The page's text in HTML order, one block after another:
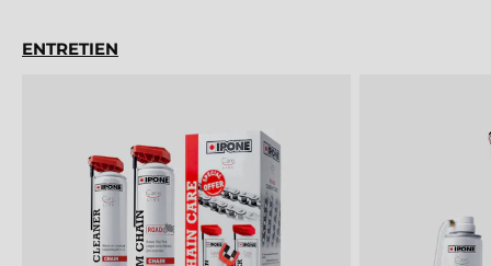
ENTRETIEN